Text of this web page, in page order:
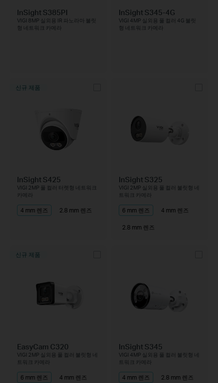
InSight S385PI
VIGI 8MP 실외용 IR 파노라마 불릿
형 네트워크 카메라
InSight S345-4G
VIGI 4MP 실외용 풀 컬러 4G 불릿
형 네트워크 카메라
신규 제품
InSight S425
VIGI 2MP 풀 컬러 터렛형 네트워크
카메라
4 mm 렌즈 2.8 mm 렌즈
InSight S325
VIGI 2MP 실외용 풀 컬러 불릿형 네
트워크 카메라
6 mm 렌즈 4 mm 렌즈
2.8 mm 렌즈
신규 제품
EasyCam C320
VIGI 2MP 실외용 풀 컬러 불릿형 네
트워크 카메라
6 mm 렌즈 4 mm 렌즈
InSight S345
VIGI 4MP 실외용 풀 컬러 불릿형 네
트워크 카메라
4 mm 렌즈 2.8 mm 렌즈